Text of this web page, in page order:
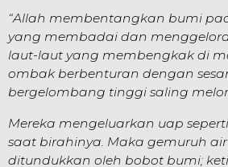
“Allah mem­bentangkan bumi
yang mem­badai dan
laut-laut yang membengkak di
ombak ber­benturan dengan
bergelombang tinggi saling
Mereka mengeluar­kan uap
saat birahinya. Maka gemuruh
ditundukkan oleh bobot bumi;